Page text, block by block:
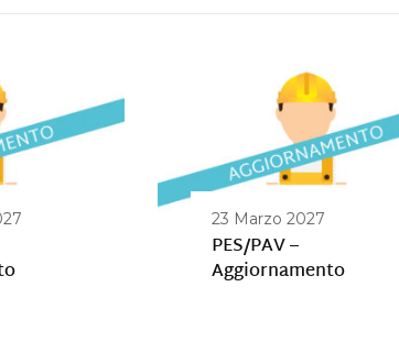
23 Marzo 2027
PES/PAV –
Aggiornamento